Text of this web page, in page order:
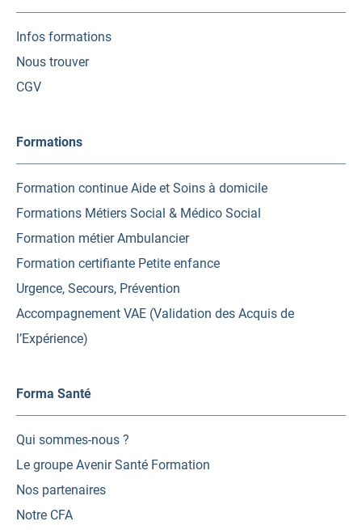
Infos formations
Nous trouver
CGV
Formations
Formation continue Aide et Soins à domicile
Formations Métiers Social & Médico Social
Formation métier Ambulancier
Formation certifiante Petite enfance
Urgence, Secours, Prévention
Accompagnement VAE (Validation des Acquis de
l’Expérience)
Forma Santé
Qui sommes-nous ?
Le groupe Avenir Santé Formation
Nos partenaires
Notre CFA